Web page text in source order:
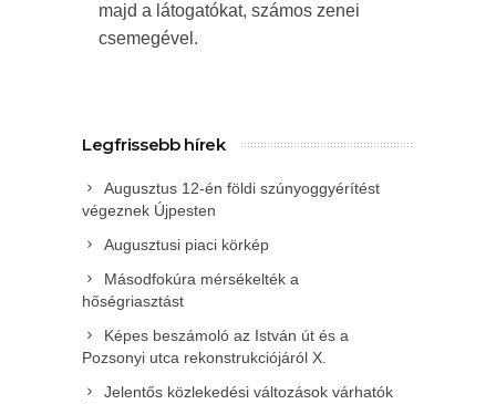
majd a látogatókat, számos zenei
csemegével.
Legfrissebb hírek
Augusztus 12-én földi szúnyoggyérítést
végeznek Újpesten
Augusztusi piaci körkép
Másodfokúra mérsékelték a
hőségriasztást
Képes beszámoló az István út és a
Pozsonyi utca rekonstrukciójáról X.
Jelentős közlekedési változások várhatók